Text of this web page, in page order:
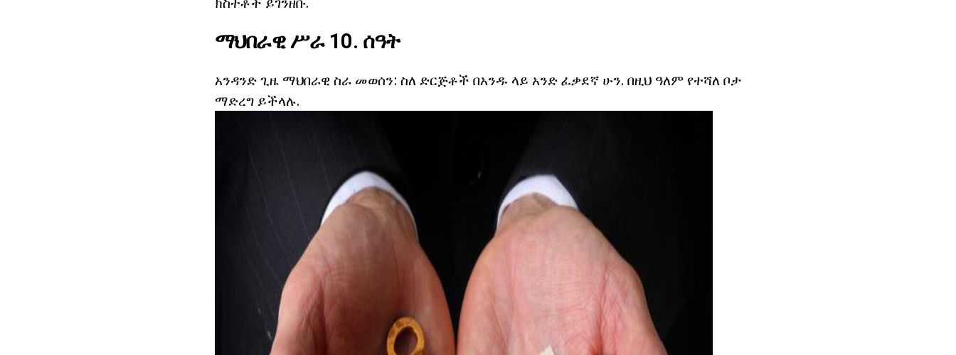
ማህበራዊ ሥራ 10. ሰዓት
አንዳንድ ጊዜ ማህበራዊ ስራ መወሰን: ስለ ድርጅቶች በአንዱ ላይ አንድ ፈቃደኛ ሁን. በዚህ ዓለም የተሻለ ቦታ
ማድረግ ይችላሉ.